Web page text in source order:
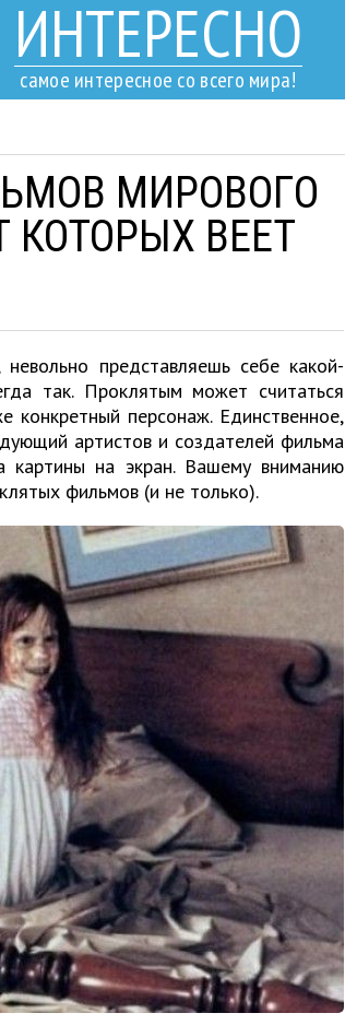
ИНТЕРЕСНО
самое интересное со всего мира!
МИРОВОГО
КОТОРЫХ ВЕЕТ
представляешь себе какой-
так. Проклятым может считаться
конкретный персонаж. Единственное,
артистов и создателей фильма
на экран. Вашему вниманию
фильмов (и не только).